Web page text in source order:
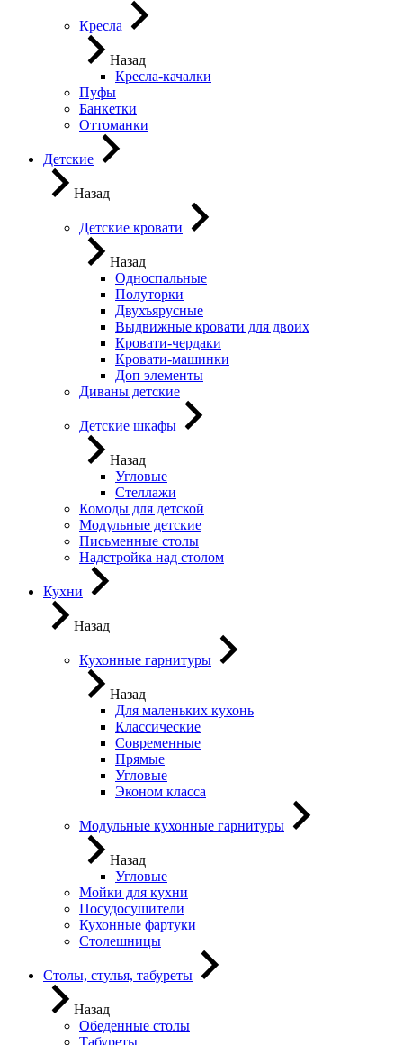
Кресла
Назад
Кресла-качалки
Пуфы
Банкетки
Оттоманки
Детские
Назад
Детские кровати
Назад
Односпальные
Полуторки
Двухъярусные
Выдвижные кровати для двоих
Кровати-чердаки
Кровати-машинки
Доп элементы
Диваны детские
Детские шкафы
Назад
Угловые
Стеллажи
Комоды для детской
Модульные детские
Письменные столы
Надстройка над столом
Кухни
Назад
Кухонные гарнитуры
Назад
Для маленьких кухонь
Классические
Современные
Прямые
Угловые
Эконом класса
Модульные кухонные гарнитуры
Назад
Угловые
Мойки для кухни
Посудосушители
Кухонные фартуки
Столешницы
Столы, стулья, табуреты
Назад
Обеденные столы
Табуреты